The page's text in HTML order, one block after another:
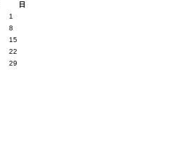
日
1
8
15
22
29